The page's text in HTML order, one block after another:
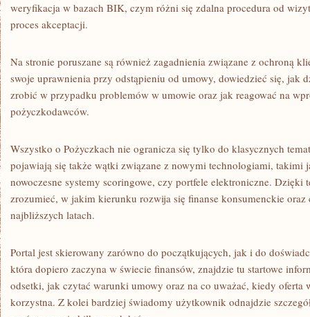
weryfikacja w bazach BIK, czym różni się zdalna procedura od
proces akceptacji.
Na stronie poruszane są również zagadnienia związane z ochroną
swoje uprawnienia przy odstąpieniu od umowy, dowiedzieć się, jak
zrobić w przypadku problemów w umowie oraz jak reagować na
pożyczkodawców.
Wszystko o Pożyczkach nie ogranicza się tylko do klasycznych
pojawiają się także wątki związane z nowymi technologiami, takimi
nowoczesne systemy scoringowe, czy portfele elektroniczne. Dzięki
zrozumieć, w jakim kierunku rozwija się finanse konsumenckie oraz
najbliższych latach.
Portal jest skierowany zarówno do początkujących, jak i do
która dopiero zaczyna w świecie finansów, znajdzie tu startowe
odsetki, jak czytać warunki umowy oraz na co uważać, kiedy oferta
korzystna. Z kolei bardziej świadomy użytkownik odnajdzie